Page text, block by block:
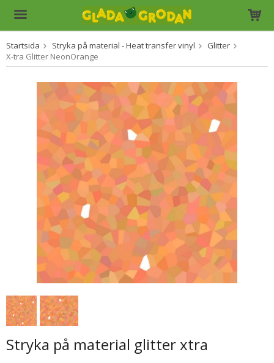
Produkten har blivit tillagd i varukorgen
Startsida Stryka på material - Heat transfer vinyl
Glitter
X-tra Glitter NeonOrange
Stryka på material glitter xtra